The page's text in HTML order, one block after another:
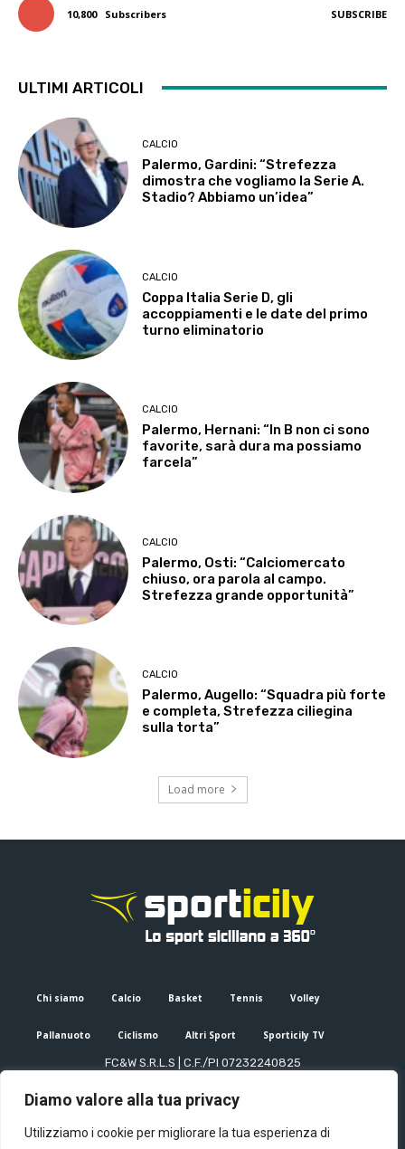
Diamo valore alla tua privacy
Utilizziamo i cookie per migliorare la tua esperienza di
10,800 Subscribers SUBSCRIBE
ULTIMI ARTICOLI
CALCIO
Palermo, Gardini: “Strefezza
dimostra che vogliamo la Serie A.
Stadio? Abbiamo un’idea”
CALCIO
Coppa Italia Serie D, gli
accoppiamenti e le date del primo
turno eliminatorio
CALCIO
Palermo, Hernani: “In B non ci sono
favorite, sarà dura ma possiamo
farcela”
CALCIO
Palermo, Osti: “Calciomercato
chiuso, ora parola al campo.
Strefezza grande opportunità”
CALCIO
Palermo, Augello: “Squadra più forte
e completa, Strefezza ciliegina
sulla torta”
Load more
Chi siamo Calcio Basket Tennis Volley
Pallanuoto Ciclismo Altri Sport Sporticily TV
FC&W S.R.L.S | C.F./PI 07232240825
Editore e direttore responsabile: Francesco Cammuca | Registro
Mail: info@sporticily.it| Telefono:+39 371 788 7216